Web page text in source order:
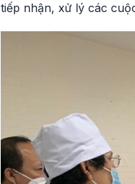
tiếp nhận, xử lý các